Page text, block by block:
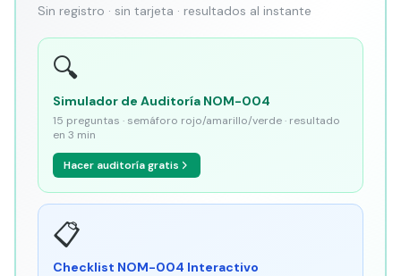
Sin registro · sin tarjeta · resultados al instante
🔍
Simulador de Auditoría NOM-004
15 preguntas · semáforo rojo/amarillo/verde · resultado
en 3 min
Hacer auditoría gratis
📋
Checklist NOM-004 Interactivo